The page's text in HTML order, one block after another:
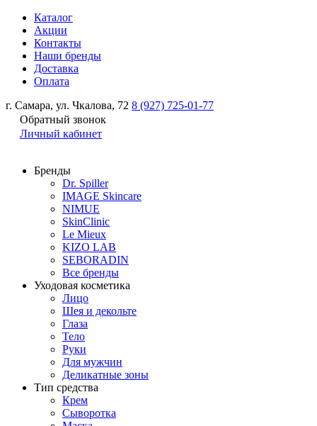
Каталог
Акции
Контакты
Наши бренды
Доставка
Оплата
г. Самара, ул. Чкалова, 72 8 (927) 725-01-77
Обратный звонок
Личный кабинет
Бренды
Dr. Spiller
IMAGE Skincare
NIMUE
SkinClinic
Le Mieux
KIZO LAB
SEBORADIN
Все бренды
Уходовая косметика
Лицо
Шея и декольте
Глаза
Тело
Руки
Для мужчин
Деликатные зоны
Тип средства
Крем
Сыворотка